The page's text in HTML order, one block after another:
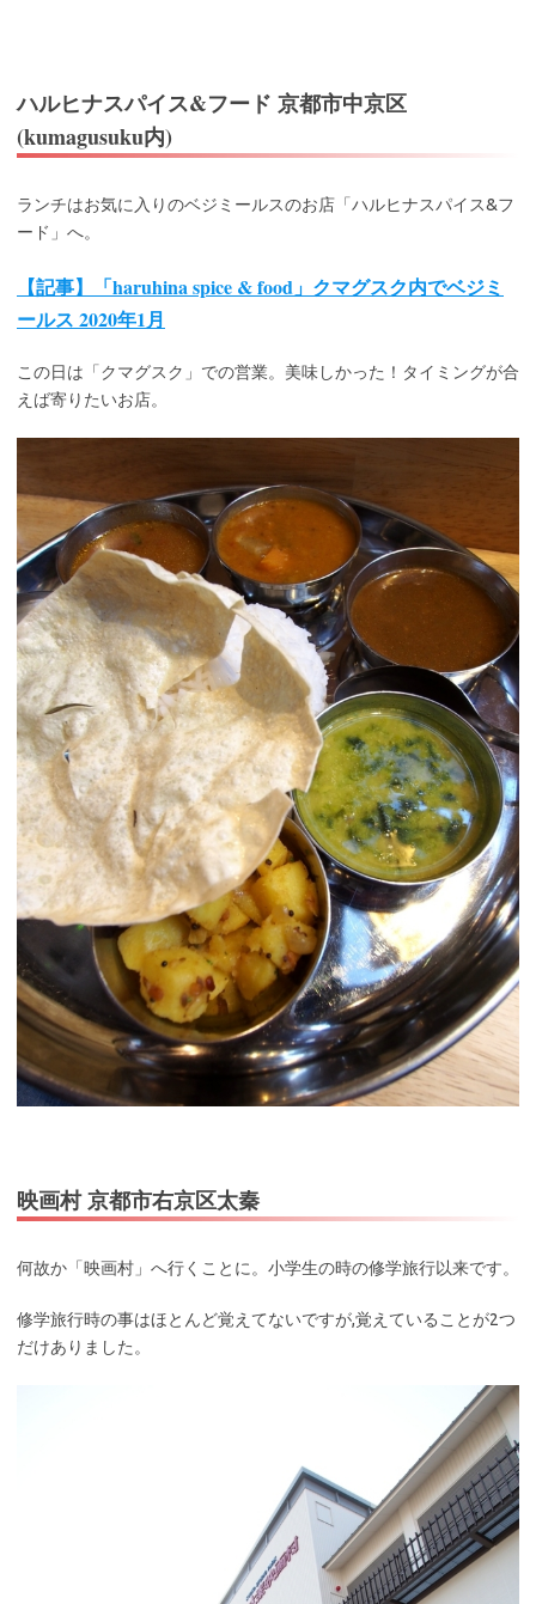
ハルヒナスパイス&フード 京都市中京区
(kumagusuku内)
ランチはお気に入りのベジミールスのお店「ハルヒナスパイス&フ
ード」へ。
【記事】「haruhina spice & food」クマグスク内でベジミ
ールス 2020年1月
この日は「クマグスク」での営業。美味しかった！タイミングが合
えば寄りたいお店。
映画村 京都市右京区太秦
何故か「映画村」へ行くことに。小学生の時の修学旅行以来です。
修学旅行時の事はほとんど覚えてないですが,覚えていることが2つ
だけありました。